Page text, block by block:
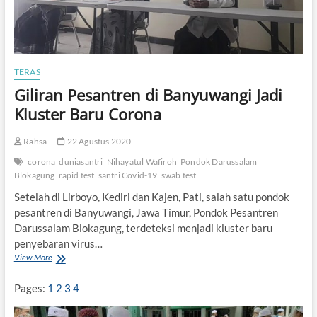
TERAS
Giliran Pesantren di Banyuwangi Jadi
Kluster Baru Corona
Rahsa
22 Agustus 2020
corona duniasantri Nihayatul Wafiroh Pondok Darussalam
Blokagung rapid test santri Covid-19 swab test
Setelah di Lirboyo, Kediri dan Kajen, Pati, salah satu pondok
pesantren di Banyuwangi, Jawa Timur, Pondok Pesantren
Darussalam Blokagung, terdeteksi menjadi kluster baru
penyebaran virus…
View MoreG
i
r
Pages: 1 2 3 4